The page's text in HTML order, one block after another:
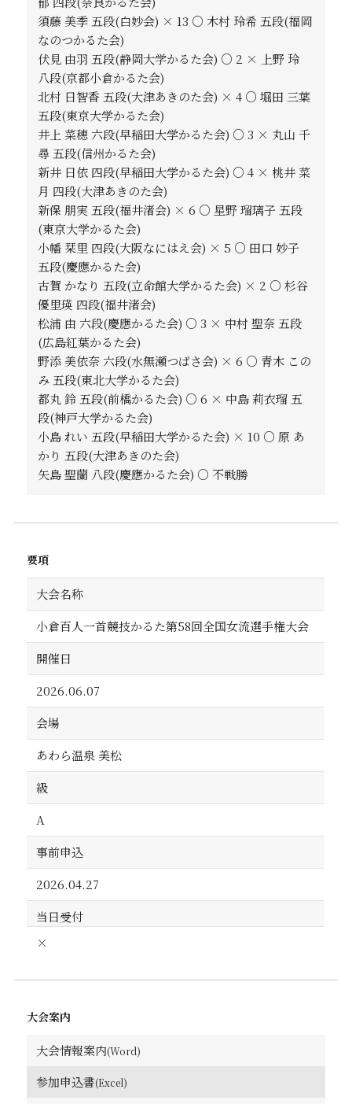
須藤 美季 五段(白妙会) × 13 ○ 木村 玲希 五段(福岡
なのつかるた会)
伏見 由羽 五段(静岡大学かるた会) ○ 2 × 上野 玲
八段(京都小倉かるた会)
北村 日智香 五段(大津あきのた会) × 4 ○ 堀田 三葉
五段(東京大学かるた会)
井上 菜穂 六段(早稲田大学かるた会) ○ 3 × 丸山 千
尋 五段(信州かるた会)
新井 日依 四段(早稲田大学かるた会) ○ 4 × 桃井 菜
月 四段(大津あきのた会)
新保 朋実 五段(福井渚会) × 6 ○ 星野 瑠璃子 五段
(東京大学かるた会)
小幡 栞里 四段(大阪なにはえ会) × 5 ○ 田口 妙子
五段(慶應かるた会)
古賀 かなり 五段(立命館大学かるた会) × 2 ○ 杉谷
優里瑛 四段(福井渚会)
松浦 由 六段(慶應かるた会) ○ 3 × 中村 聖奈 五段
(広島紅葉かるた会)
野添 美依奈 六段(水無瀬つばさ会) × 6 ○ 青木 この
み 五段(東北大学かるた会)
都丸 鈴 五段(前橋かるた会) ○ 6 × 中島 莉衣瑠 五
段(神戸大学かるた会)
小島 れい 五段(早稲田大学かるた会) × 10 ○ 原 あ
かり 五段(大津あきのた会)
矢島 聖蘭 八段(慶應かるた会) ○ 不戦勝
要項
大会名称
小倉百人一首競技かるた第58回全国女流選手権大会
開催日
2026.06.07
会場
あわら温泉 美松
級
A
事前申込
2026.04.27
当日受付
×
大会案内
大会情報案内
参加申込書